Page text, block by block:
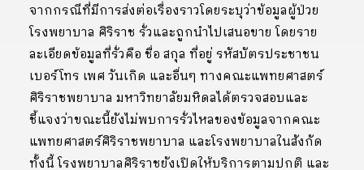
จากกรณีที่มีการส่งต่อเรื่องราวโดยระบุว่าข้อมูลผู้ป่วย
โรงพยาบาล ศิริราช รั่วและถูกนำไปเสนอขาย โดยราย
ละเอียดข้อมูลที่รั่วคือ ชื่อ สกุล ที่อยู่ รหัสบัตรประชาชน
เบอร์โทร เพศ วันเกิด และอื่นๆ ทางคณะแพทยศาสตร์
ศิริราชพยาบาล มหาวิทยาลัยมหิดลได้ตรวจสอบและ
ชี้แจงว่าขณะนี้ยังไม่พบการรั่วไหลของข้อมูลจากคณะ
แพทยศาสตร์ศิริราชพยาบาล และโรงพยาบาลในสังกัด
ทั้งนี้ โรงพยาบาลศิริราชยังเปิดให้บริการตามปกติ และ